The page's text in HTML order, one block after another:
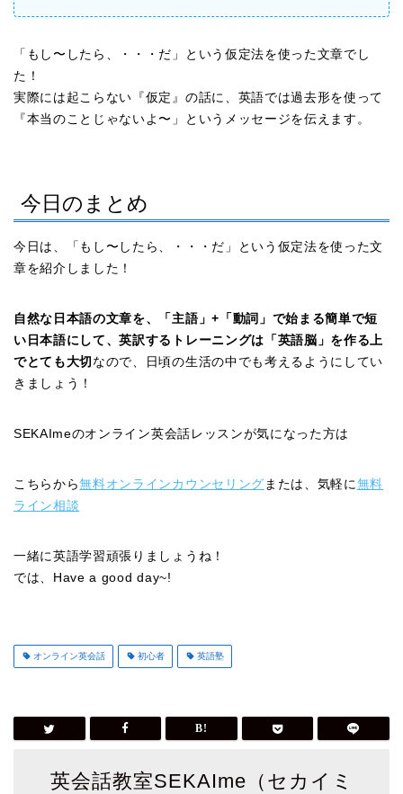
「もし〜したら、・・・だ」という仮定法を使った文章でし
た！
実際には起こらない『仮定』の話に、英語では過去形を使って
『本当のことじゃないよ〜」というメッセージを伝えます。
今日のまとめ
今日は、「もし〜したら、・・・だ」という仮定法を使った文
章を紹介しました！
自然な日本語の文章を、「主語」+「動詞」で始まる簡単で短
い日本語にして、英訳するトレーニングは「英語脳」を作る上
でとても大切 なので、日頃の生活の中でも考えるようにしてい
きましょう！
SEKAImeのオンライン英会話レッスンが気になった方は
こちらから無料オンラインカウンセリング または、気軽に無料
ライン相談
一緒に英語学習頑張りましょうね！
では、Have a good day~!
オンライン英会話 初心者 英語塾
英会話教室SEKAIme（セカイミ